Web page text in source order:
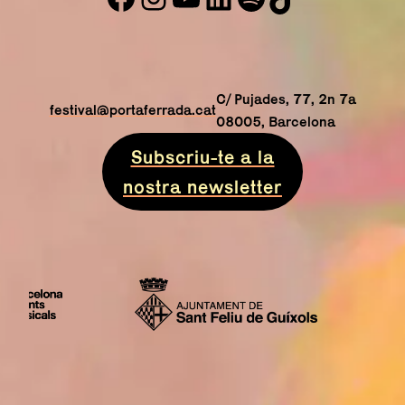
festival@portaferrada.cat
C/ Pujades, 77, 2n 7a
08005, Barcelona
Subscriu-te a la
nostra newsletter